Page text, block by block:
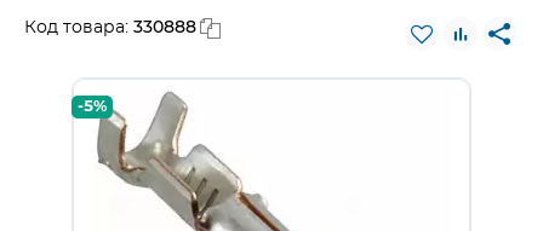
Код товара: 330888
-5%